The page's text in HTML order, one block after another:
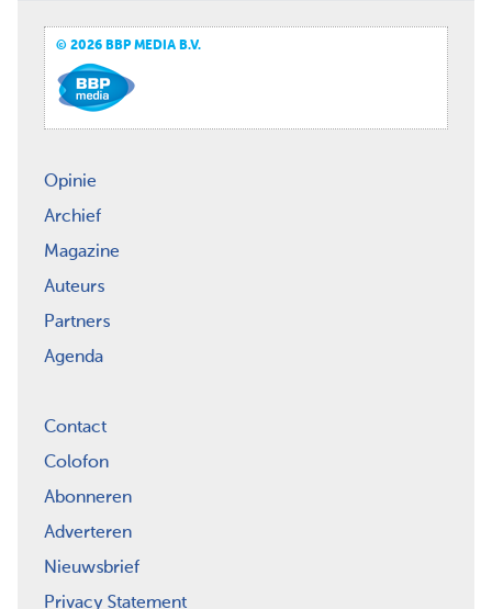
© 2026 BBP MEDIA B.V.
Opinie
Archief
Magazine
Auteurs
Partners
Agenda
Contact
Colofon
Abonneren
Adverteren
Nieuwsbrief
Privacy Statement